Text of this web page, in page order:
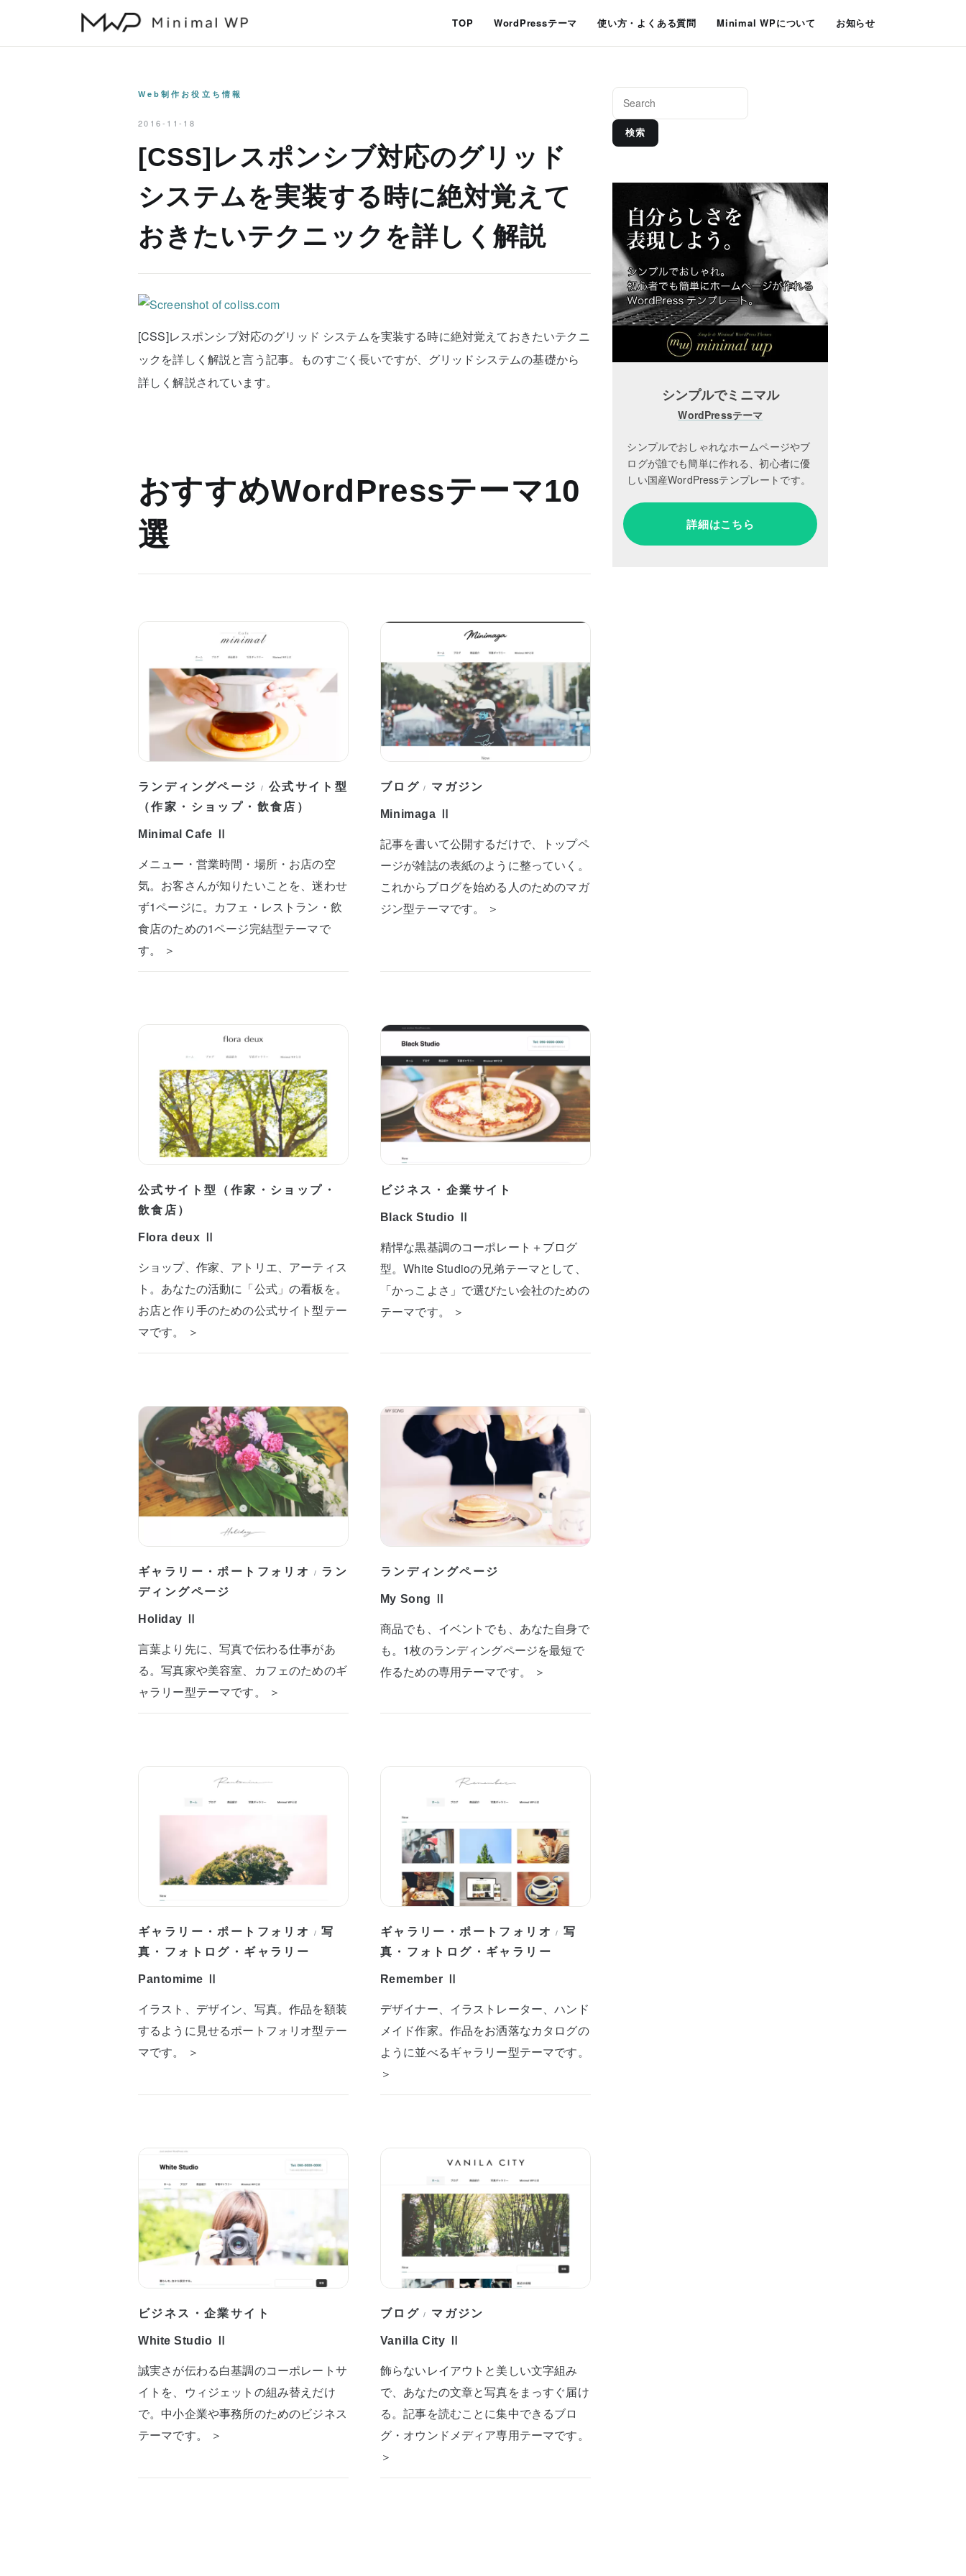
TOP WordPressテーマ 使い方・よくある質問 Minimal WPについて お知らせ
Web制作お役立ち情報
2016-11-18
[CSS]レスポンシブ対応のグリッド
システムを実装する時に絶対覚えて
おきたいテクニックを詳しく解説
[CSS]レスポンシブ対応のグリッド システムを実装する時に絶対覚えておきたいテクニ
ックを詳しく解説と言う記事。ものすごく長いですが、グリッドシステムの基礎から
詳しく解説されています。
おすすめWordPressテーマ10
選
ランディングページ / 公式サイト型
（作家・ショップ・飲食店）
Minimal Cafe Ⅱ
メニュー・営業時間・場所・お店の空
気。お客さんが知りたいことを、迷わせ
ず1ページに。カフェ・レストラン・飲
食店のための1ページ完結型テーマで
す。 ＞
ブログ / マガジン
Minimaga Ⅱ
記事を書いて公開するだけで、トップペ
ージが雑誌の表紙のように整っていく。
これからブログを始める人のためのマガ
ジン型テーマです。 ＞
公式サイト型（作家・ショップ・
飲食店）
Flora deux Ⅱ
ショップ、作家、アトリエ、アーティス
ト。あなたの活動に「公式」の看板を。
お店と作り手のための公式サイト型テー
マです。 ＞
ビジネス・企業サイト
Black Studio Ⅱ
精悍な黒基調のコーポレート＋ブログ
型。White Studioの兄弟テーマとして、
「かっこよさ」で選びたい会社のための
テーマです。 ＞
ギャラリー・ポートフォリオ / ラン
ディングページ
Holiday Ⅱ
言葉より先に、写真で伝わる仕事があ
る。写真家や美容室、カフェのためのギ
ャラリー型テーマです。 ＞
ランディングページ
My Song Ⅱ
商品でも、イベントでも、あなた自身で
も。1枚のランディングページを最短で
作るための専用テーマです。 ＞
ギャラリー・ポートフォリオ /写
真・フォトログ・ギャラリー
Pantomime Ⅱ
イラスト、デザイン、写真。作品を額装
するように見せるポートフォリオ型テー
マです。 ＞
ギャラリー・ポートフォリオ /写
真・フォトログ・ギャラリー
Remember Ⅱ
デザイナー、イラストレーター、ハンド
メイド作家。作品をお洒落なカタログの
ように並べるギャラリー型テーマです。
＞
ビジネス・企業サイト
White Studio Ⅱ
誠実さが伝わる白基調のコーポレートサ
イトを、ウィジェットの組み替えだけ
で。中小企業や事務所のためのビジネス
テーマです。 ＞
ブログ / マガジン
Vanilla City Ⅱ
飾らないレイアウトと美しい文字組み
で、あなたの文章と写真をまっすぐ届け
る。記事を読むことに集中できるブロ
グ・オウンドメディア専用テーマです。
＞
検索
シンプルでミニマル
WordPressテーマ
シンプルでおしゃれなホームページやブ
ログが誰でも簡単に作れる、初心者に優
しい国産WordPressテンプレートです。
詳細はこちら